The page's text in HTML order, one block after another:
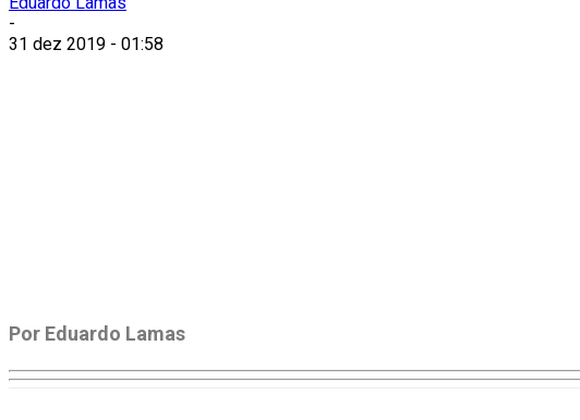
-
31 dez 2019 - 01:58
Por Eduardo Lamas